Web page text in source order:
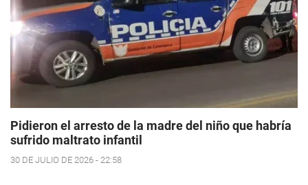
Pidieron el arresto de la madre del niño que habría
sufrido maltrato infantil
30 DE JULIO DE 2026 - 22:58